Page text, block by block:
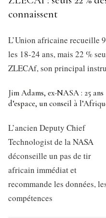
connaissent
L’Union africaine recueille
les 18-24 ans, mais 22 %
ZLECAf, son principal
Jim Adams, ex-NASA : 25 ans
d’espace, un conseil à
L’ancien Deputy Chief
Technologist de la NASA
déconseille un pas de tir
africain immédiat et
recommande les données,
compétences